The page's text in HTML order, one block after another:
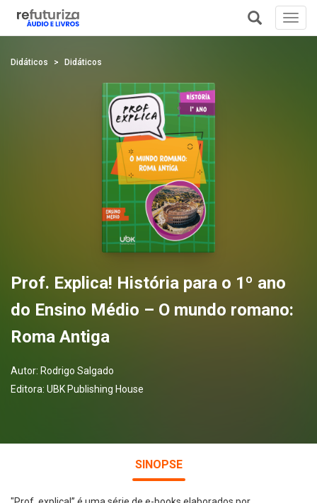
Didáticos Didáticos
Prof. Explica! História para o 1º ano
do Ensino Médio – O mundo romano:
Roma Antiga
Autor: Rodrigo Salgado
Editora: UBK Publishing House
SINOPSE